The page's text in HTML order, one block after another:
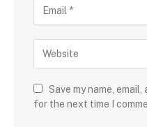
Save my name,
for the next time I